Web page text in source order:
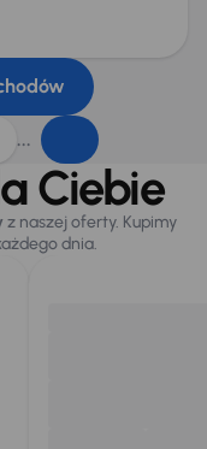
...
Ciebie
z naszej oferty. Kupimy
dnia.